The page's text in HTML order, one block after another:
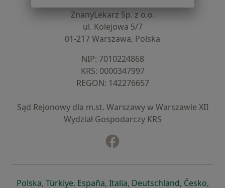
ZnanyLekarz Sp. z o.o.
ul. Kolejowa 5/7
01-217 Warszawa, Polska
NIP: ⁠7010224868
KRS: ⁠0000347997
REGON: ⁠142276657
Sąd Rejonowy dla m.st. Warszawy w Warszawie XII
Wydział Gospodarczy KRS
Polskaotwiera się w nowej karcie
, Türkiyeotwiera się w nowej karcie
, Españaotwiera się w nowej karcie
, Italiaotwiera się w nowej
, Deutschlandotwiera się
, Česko,